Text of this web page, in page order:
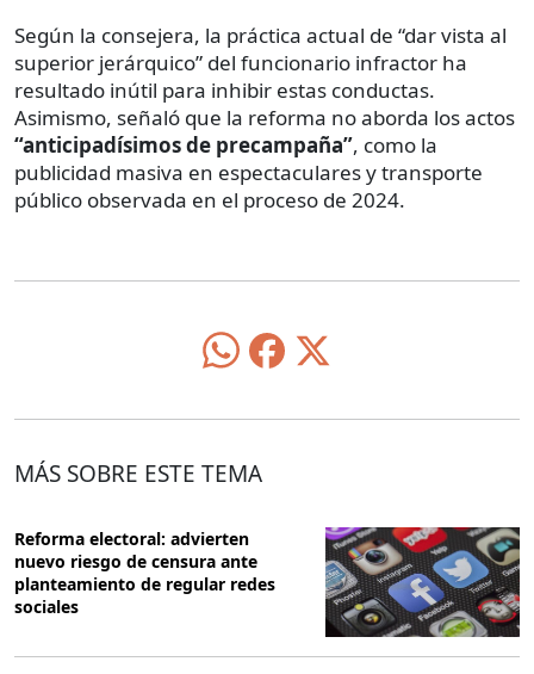
Según la consejera, la práctica actual de “dar vista al
superior jerárquico” del funcionario infractor ha
resultado inútil para inhibir estas conductas.
Asimismo, señaló que la reforma no aborda los actos
“anticipadísimos de precampaña”, como la
publicidad masiva en espectaculares y transporte
público observada en el proceso de 2024.
MÁS SOBRE ESTE TEMA
Reforma electoral: advierten
nuevo riesgo de censura ante
planteamiento de regular redes
sociales